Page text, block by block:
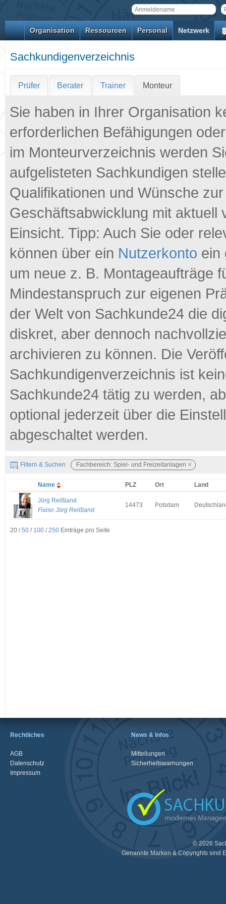
Organisation Ressourcen Personal Netzwerk
Sachkundigenverzeichnis
Prüfer Berater Trainer Monteur
Sie haben in Ihrer Organisation
erforderlichen Befähigungen
im Monteurverzeichnis werden
aufgelisteten Sachkundigen
Qualifikationen und Wünsche
Geschäftsabwicklung mit aktuell
Einsicht. Tipp: Auch Sie oder
können über ein Nutzerkonto ein
um neue z. B. Montageaufträge
Mindestanspruch zur eigenen
der Welt von Sachkunde24 die
diskret, aber dennoch
archivieren zu können. Die
Sachkundigenverzeichnis ist
Sachkunde24 tätig zu werden,
optional jederzeit über die
abgeschaltet werden.
Filtern & Suchen Fachbereich: Spiel- und Freizeitanlagen
Name PLZ Ort Land
Jörg Reißland
Fixiso Jörg Reißland
14473 Potsdam
20 /50 / 100 /250 Einträge pro Seite
Rechtliches
AGB
Datenschutz
Impressum
News & Infos
Mitteilungen
Sicherheitswarnungen
© 2026
Genannte Marken & Copyrights sind